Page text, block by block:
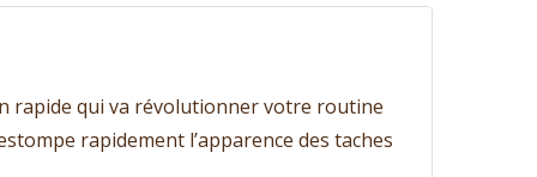
rapide qui va révolutionner votre routine
rapidement l’apparence des taches